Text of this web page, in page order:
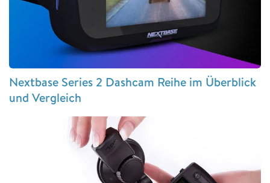
Nextbase Series 2 Dashcam Reihe im Überblick
und Vergleich